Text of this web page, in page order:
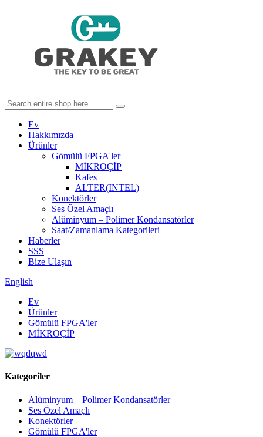
Ev
Hakkımızda
Ürünler
Gömülü FPGA'ler
MİKROÇİP
Kafes
ALTER(INTEL)
Konektörler
Ses Özel Amaçlı
Alüminyum – Polimer Kondansatörler
Saat/Zamanlama Kategorileri
Haberler
SSS
Bize Ulaşın
English
Ev
Ürünler
Gömülü FPGA'ler
MİKROÇİP
Kategoriler
Alüminyum – Polimer Kondansatörler
Ses Özel Amaçlı
Konektörler
Gömülü FPGA'ler